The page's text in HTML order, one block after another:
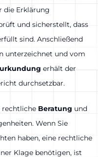
die Erklärung
und sicherstellt, dass
sind. Anschließend
unterzeichnet und vom
erhält der
durchsetzbar.
rechtliche Beratung und
Wenn Sie
haben, eine rechtliche
Klage benötigen, ist